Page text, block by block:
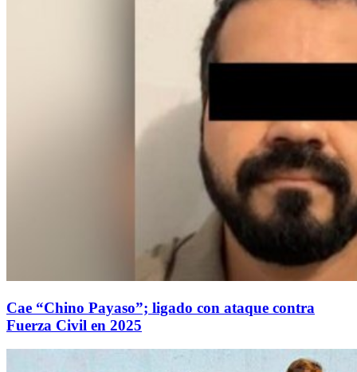
Cae “Chino Payaso”; ligado con ataque contra
Fuerza Civil en 2025